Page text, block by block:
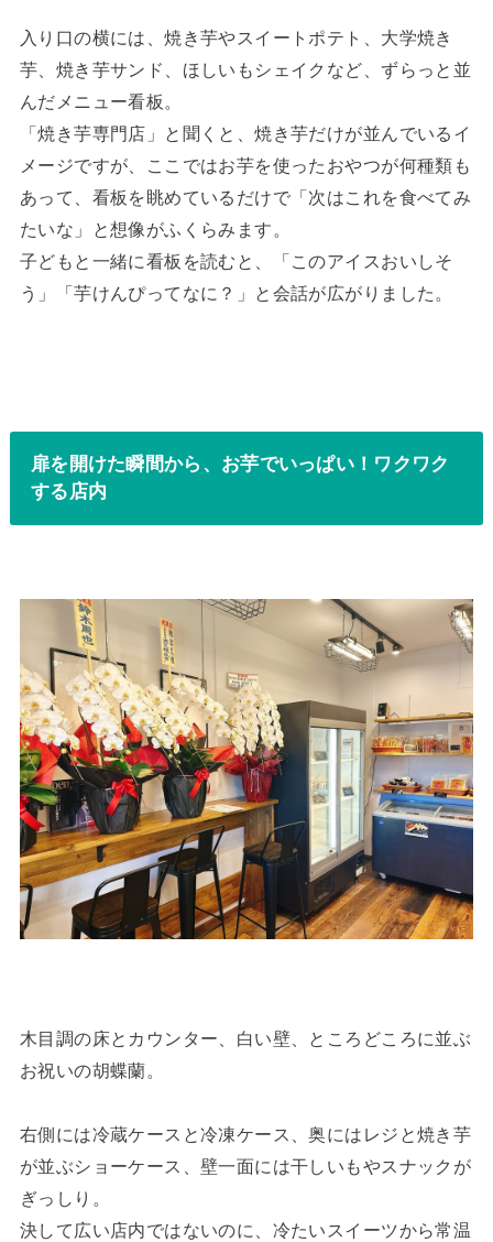
入り口の横には、焼き芋やスイートポテト、大学焼き
芋、焼き芋サンド、ほしいもシェイクなど、ずらっと並
んだメニュー看板。
「焼き芋専門店」と聞くと、焼き芋だけが並んでいるイ
メージですが、ここではお芋を使ったおやつが何種類も
あって、看板を眺めているだけで「次はこれを食べてみ
たいな」と想像がふくらみます。
子どもと一緒に看板を読むと、「このアイスおいしそ
う」「芋けんぴってなに？」と会話が広がりました。
扉を開けた瞬間から、お芋でいっぱい！ワクワク
する店内
木目調の床とカウンター、白い壁、ところどころに並ぶ
お祝いの胡蝶蘭。
右側には冷蔵ケースと冷凍ケース、奥にはレジと焼き芋
が並ぶショーケース、壁一面には干しいもやスナックが
ぎっしり。
決して広い店内ではないのに、冷たいスイーツから常温